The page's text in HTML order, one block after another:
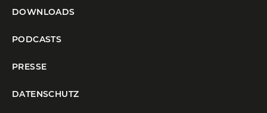
DOWNLOADS
PODCASTS
PRESSE
DATENSCHUTZ